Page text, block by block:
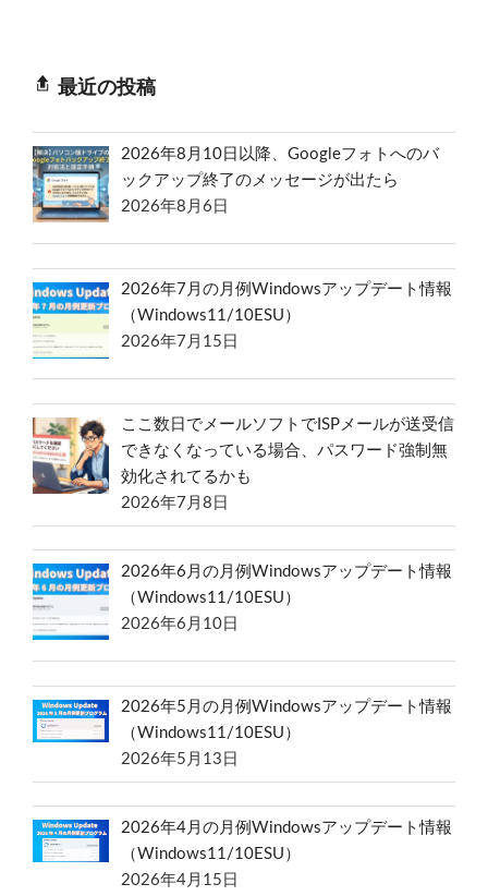
最近の投稿
2026年8月10日以降、Googleフォトへのバ
ックアップ終了のメッセージが出たら
2026年8月6日
2026年7月の月例Windowsアップデート情報
（Windows11/10ESU）
2026年7月15日
ここ数日でメールソフトでISPメールが送受信
できなくなっている場合、パスワード強制無
効化されてるかも
2026年7月8日
2026年6月の月例Windowsアップデート情報
（Windows11/10ESU）
2026年6月10日
2026年5月の月例Windowsアップデート情報
（Windows11/10ESU）
2026年5月13日
2026年4月の月例Windowsアップデート情報
（Windows11/10ESU）
2026年4月15日